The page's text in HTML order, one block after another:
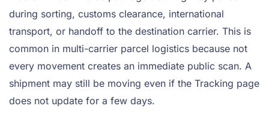
during sorting, customs clearance, international
transport, or handoff to the destination carrier. This is
common in multi-carrier parcel logistics because not
every movement creates an immediate public scan. A
shipment may still be moving even if the Tracking page
does not update for a few days.